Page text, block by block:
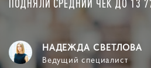
ПОДНЯЛИ СРЕДНИЙ ЧЕК ДО 13
НАДЕЖДА СВЕТЛОВА
Ведущий специалист